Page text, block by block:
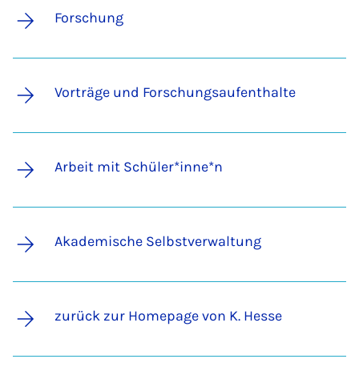
Forschung
Vorträge und Forschungsaufenthalte
Arbeit mit Schüler*inne*n
Akademische Selbstverwaltung
zurück zur Homepage von K. Hesse